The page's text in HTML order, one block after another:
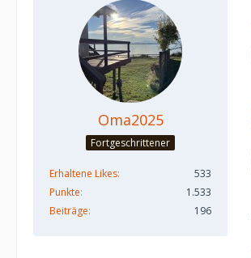
Oma2025
Fortgeschrittener
Erhaltene Likes
533
Punkte
1.533
Beiträge
196